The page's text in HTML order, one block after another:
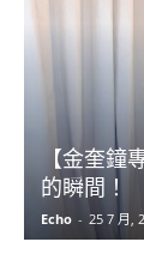
【金奎鐘
的瞬間！
Echo - 25 7 月,